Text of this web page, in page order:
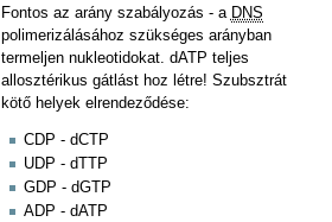
Fontos az arány szabályozás - a DNS
polimerizálásához szükséges arányban
termeljen nukleotidokat. dATP teljes
allosztérikus gátlást hoz létre! Szubsztrát
kötő helyek elrendeződése:
CDP - dCTP
UDP - dTTP
GDP - dGTP
ADP - dATP